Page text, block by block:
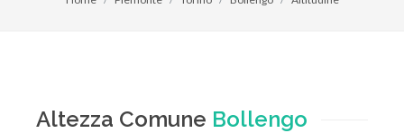
Altezza Comune Bollengo